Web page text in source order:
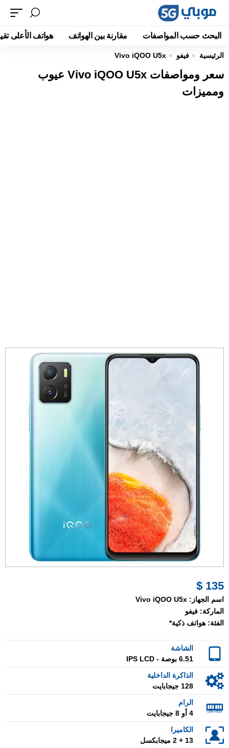
البحث حسب المواصفات مقارنة بين الهواتف هواتف الأعلى
الرئيسية فيفو Vivo iQOO U5x
سعر ومواصفات Vivo iQOO U5x عيوب
ومميزات
135 $
اسم الجهاز: Vivo iQOO U5x
الماركة: فيفو
الفئة: هواتف ذكية*
الشاشة
6.51 بوصة - IPS LCD
الذاكرة الداخلية
128 جيجابايت
الرام
4 أو 8 جيجابايت
الكاميرا
13 + 2 ميجابكسل